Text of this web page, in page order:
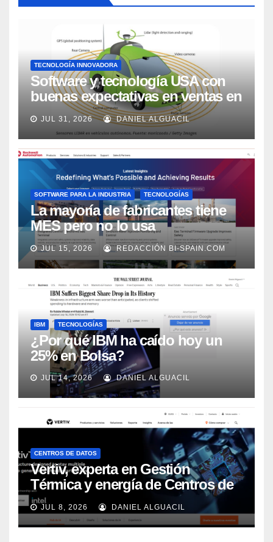
TECNOLOGÍA INNOVADORA
Software y tecnología USA con
buenas expectativas en ventas en
los próximos 2 años, según
Market Watch
JUL 31, 2026 DANIEL ALGUACIL
SOFTWARE PARA LA INDUSTRIA TECNOLOGÍAS
La mayoría de fabricantes tiene
MES pero no lo usa
adecuadamente, según Rockwell
Automation
JUL 15, 2026 REDACCIÓN BI-SPAIN.COM
IBM TECNOLOGÍAS
¿Por qué IBM ha caído hoy un
25% en Bolsa?
JUL 14, 2026 DANIEL ALGUACIL
CENTROS DE DATOS
Vertiv, experta en Gestión
Térmica y energía de Centros de
Datos, sigue su crecimiento
imparable
JUL 8, 2026 DANIEL ALGUACIL